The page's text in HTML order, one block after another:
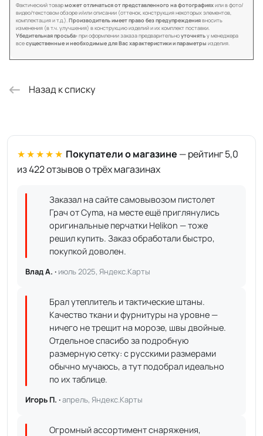
Фактический товарможет отличаться от представленного на фотографияхили в фото/
видео/текстовом обзоре и/или описании (оттенок, конструкция некоторых элементов,
комплектация и т.д.).Производитель имеет право без предупреждениявносить
изменения (в т.ч. улучшения) в конструкцию изделий и их комплект поставки.
Убедительная просьба: при оформлении заказа предварительноуточнятьу менеджера
всесущественные и необходимые для Вас характеристики и параметры изделия.
Назад к списку
★★★★★ Покупатели о магазине — рейтинг 5,0
из 422 отзывов о трёх магазинах
Заказал на сайте самовывозом пистолет
Грач от Cyma, на месте ещё приглянулись
оригинальные перчатки Helikon — тоже
решил купить. Заказ обработали быстро,
покупкой доволен.
Влад А. · июль 2025, Яндекс.Карты
Брал утеплитель и тактические штаны.
Качество ткани и фурнитуры на уровне —
ничего не трещит на морозе, швы двойные.
Отдельное спасибо за подробную
размерную сетку: с русскими размерами
обычно мучаюсь, а тут подобрал идеально
по их таблице.
Игорь П. ·апрель, Яндекс.Карты
Огромный ассортимент снаряжения,